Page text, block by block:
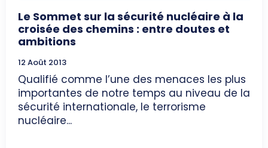
Le Sommet sur la sécurité nucléaire à la
croisée des chemins : entre doutes et
ambitions
12 Août 2013
Qualifié comme l’une des menaces les plus
importantes de notre temps au niveau de la
sécurité internationale, le terrorisme
nucléaire...